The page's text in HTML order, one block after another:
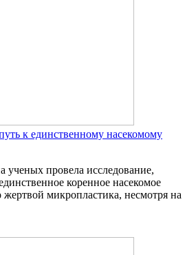
к единственному насекомому
ученых провела исследование,
коренное насекомое
микропластика, несмотря на